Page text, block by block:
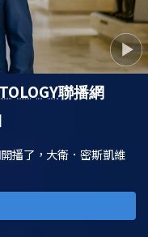
聯播網
播了，大衛．密斯凱維